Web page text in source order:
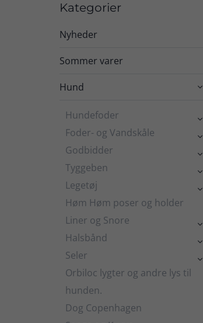
Kategorier
Nyheder
Sommer varer
Hund 
Hundefoder 
Foder- og Vandskåle 
Godbidder 
Tyggeben 
Legetøj 
Høm Høm poser og holder
Liner og Snore

Halsbånd 
Seler 
Orbiloc lygter og andre lys til
hunden.
Dog Copenhagen